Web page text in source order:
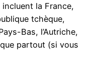
la France,
tchèque,
Bas, l’Autriche,
partout (si vous